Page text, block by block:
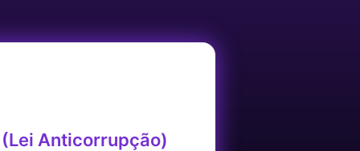
Anticorrupção)